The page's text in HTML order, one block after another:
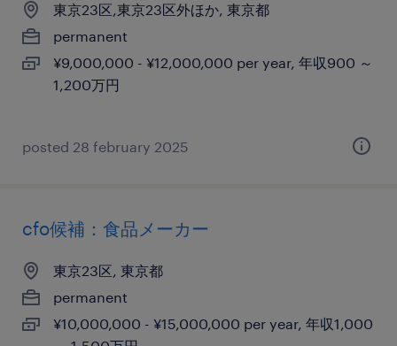
東京23区,東京23区外ほか, 東京都
permanent
¥9,000,000 - ¥12,000,000 per year, 年収900 ～
1,200万円
posted 28 february 2025
cfo候補：食品メーカー
東京23区, 東京都
permanent
¥10,000,000 - ¥15,000,000 per year, 年収1,000